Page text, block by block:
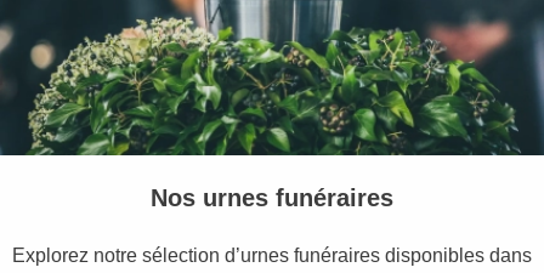
Nos urnes funéraires
Explorez notre sélection d’urnes funéraires disponibles dans